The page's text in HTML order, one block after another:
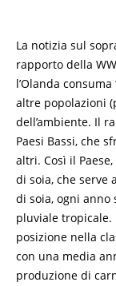
La notizia sul
rapporto della
l’Olanda
altre popolazioni
dell’ambiente. Il
Paesi Bassi, che
altri. Così il
di soia, che serve
di soia, ogni
pluviale tropicale.
posizione nella
con una media
produzione di